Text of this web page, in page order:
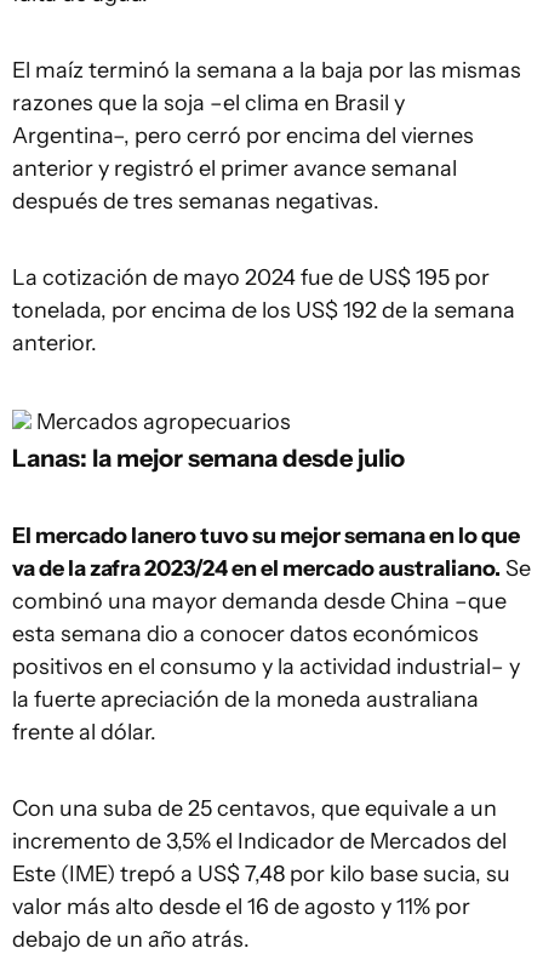
El maíz terminó la semana a la baja por las mismas
razones que la soja –el clima en Brasil y
Argentina–, pero cerró por encima del viernes
anterior y registró el primer avance semanal
después de tres semanas negativas.
La cotización de mayo 2024 fue de US$ 195 por
tonelada, por encima de los US$ 192 de la semana
anterior.
Mercados agropecuarios
Lanas: la mejor semana desde julio
El mercado lanero tuvo su mejor semana en lo que
va de la zafra 2023/24 en el mercado australiano. Se
combinó una mayor demanda desde China –que
esta semana dio a conocer datos económicos
positivos en el consumo y la actividad industrial– y
la fuerte apreciación de la moneda australiana
frente al dólar.
Con una suba de 25 centavos, que equivale a un
incremento de 3,5% el Indicador de Mercados del
Este (IME) trepó a US$ 7,48 por kilo base sucia, su
valor más alto desde el 16 de agosto y 11% por
debajo de un año atrás.